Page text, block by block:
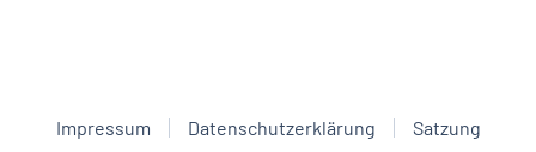
Impressum Datenschutzerklärung
Satzung